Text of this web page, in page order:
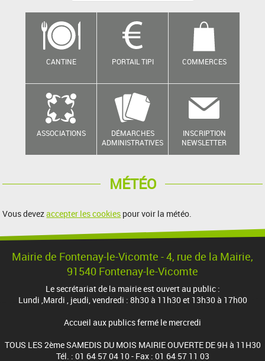
CANTINE PORTAIL TIPI COMMERCES
ASSOCIATIONS
DÉMARCHES
ADMINISTRATIVES
INSCRIPTION
NEWSLETTER
MÉTÉO
Vous devezaccepter les cookies pour voir la météo.
Mairie de Fontenay-le-Vicomte - 4, rue de la Mairie,
91540 Fontenay-le-Vicomte
Le secrétariat de la mairie est ouvert au public :
Lundi ,Mardi , jeudi, vendredi : 8h30 à 11h30 et 13h30 à 17h00
Accueil aux publics fermé le mercredi
TOUS LES 2ème SAMEDIS DU MOIS MAIRIE OUVERTE DE 9H à 11H30
Tél. : 01 64 57 04 10 - Fax : 01 64 57 11 03